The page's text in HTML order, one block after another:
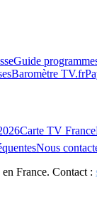
Guide
Baromètre TV.fr
Carte TV France
Nous
France. Contact :